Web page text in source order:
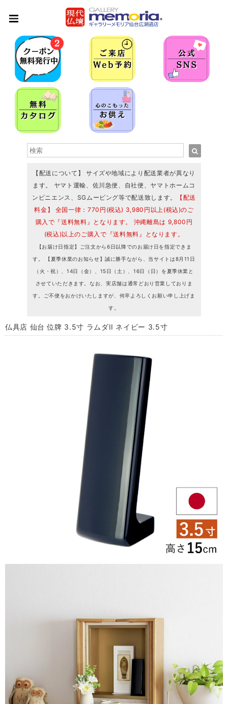
【配送について】 サイズや地域により配送業者が異なり
ます。 ヤマト運輸、佐川急便、自社便、ヤマトホームコ
ンビニエンス、SGムービング等で配送致します。
【配送
料金】 全国一律：770円(税込) 3,980円以上(税込)のご
購入で『送料無料』となります。 沖縄離島は 9,800円
(税込)以上のご購入で『送料無料』となります。
【お届け日指定】ご注文から6日以降でのお届け日を指定できま
す。 【夏季休業のお知らせ】誠に勝手ながら、当サイトは8月11日
（火・祝）、14日（金）、15日（土）、16日（日）を夏季休業と
させていただきます。なお、実店舗は通常どおり営業しておりま
す。ご不便をおかけいたしますが、何卒よろしくお願い申し上げま
す。
仏具店 仙台 位牌 3.5寸 ラムダII ネイビー 3.5寸